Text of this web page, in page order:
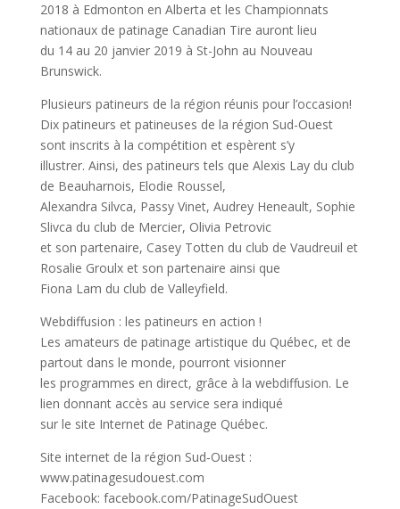
2018 à Edmonton en Alberta et les Championnats
nationaux de patinage Canadian Tire auront lieu
du 14 au 20 janvier 2019 à St-John au Nouveau
Brunswick.
Plusieurs patineurs de la région réunis pour l’occasion!
Dix patineurs et patineuses de la région Sud-Ouest
sont inscrits à la compétition et espèrent s’y
illustrer. Ainsi, des patineurs tels que Alexis Lay du club
de Beauharnois, Elodie Roussel,
Alexandra Silvca, Passy Vinet, Audrey Heneault, Sophie
Slivca du club de Mercier, Olivia Petrovic
et son partenaire, Casey Totten du club de Vaudreuil et
Rosalie Groulx et son partenaire ainsi que
Fiona Lam du club de Valleyfield.
Webdiffusion : les patineurs en action !
Les amateurs de patinage artistique du Québec, et de
partout dans le monde, pourront visionner
les programmes en direct, grâce à la webdiffusion. Le
lien donnant accès au service sera indiqué
sur le site Internet de Patinage Québec.
Site internet de la région Sud‐Ouest :
www.patinagesudouest.com
Facebook: facebook.com/PatinageSudOuest